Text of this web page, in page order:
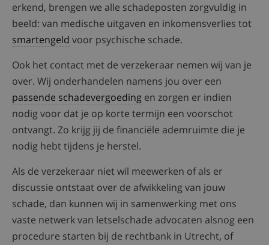
erkend, brengen we alle schadeposten zorgvuldig in
beeld: van medische uitgaven en inkomensverlies tot
smartengeld voor psychische schade.
Ook het contact met de verzekeraar nemen wij van je
over. Wij onderhandelen namens jou over een
passende schadevergoeding en zorgen er indien
nodig voor dat je op korte termijn een voorschot
ontvangt. Zo krijg jij de financiële ademruimte die je
nodig hebt tijdens je herstel.
Als de verzekeraar niet wil meewerken of als er
discussie ontstaat over de afwikkeling van jouw
schade, dan kunnen wij in samenwerking met ons
vaste netwerk van letselschade advocaten alsnog een
procedure starten bij de rechtbank in Utrecht, of